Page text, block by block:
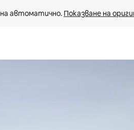
автоматично. Показване на